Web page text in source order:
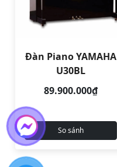
Đàn Piano YAMAHA
U30BL
89.900.000₫
So sánh